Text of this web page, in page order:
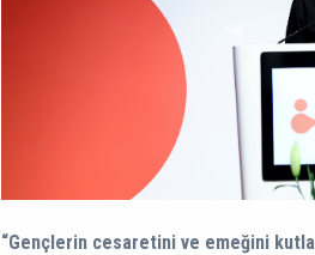
“Gençlerin cesaretini ve emeğini